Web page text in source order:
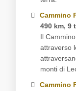
Cammino
490 km, 9
Il
attraverso
monti di
Cammino